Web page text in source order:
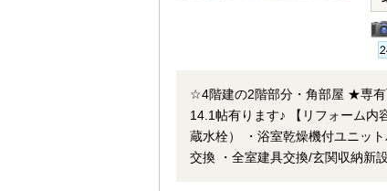
☆4階建の2階部分・角部屋 ★専
14.1帖有ります♪ 【リフォーム内
蔵水栓） ・浴室乾燥機付ユニッ
交換 ・全室建具交換/玄関収納新設/専有部分